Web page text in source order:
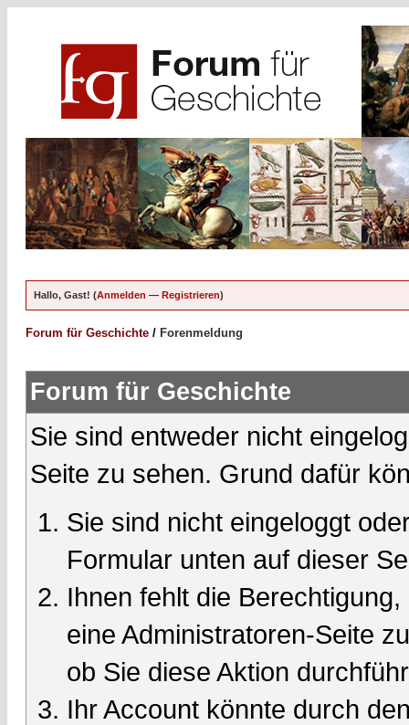
Hallo, Gast! (Anmelden — Registrieren)
Forum für Geschichte / Forenmeldung
Forum für Geschichte
Sie sind entweder nicht
Seite zu sehen. Grund dafür
Sie sind nicht eingeloggt
Formular unten auf dieser
Ihnen fehlt die
eine Administratoren-Seite
ob Sie diese Aktion
Ihr Account könnte durch